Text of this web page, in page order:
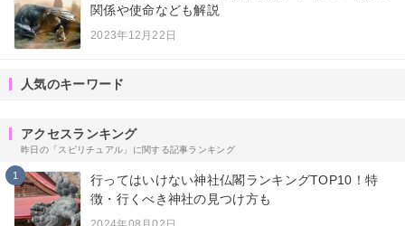
関係や使命なども解説
2023年12月22日
人気のキーワード
アクセスランキング
昨日の「スピリチュアル」に関する記事ランキング
1
行ってはいけない神社仏閣ランキングTOP10！特
徴・行くべき神社の見つけ方も